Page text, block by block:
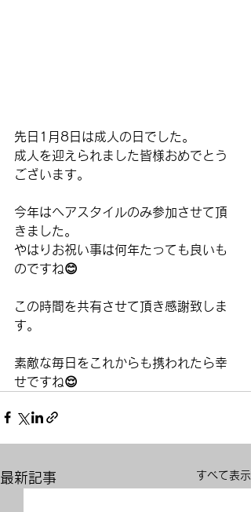
先日1月8日は成人の日でした。
成人を迎えられました皆様おめでとう
ございます。
今年はヘアスタイルのみ参加させて頂
きました。
やはりお祝い事は何年たっても良いも
のですね😊
この時間を共有させて頂き感謝致しま
す。
素敵な毎日をこれからも携われたら幸
せですね😌
最新記事 すべて表示